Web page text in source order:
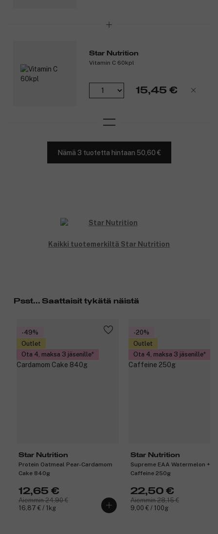
Star Nutrition
Vitamin C 60kpl
15,45 €
Nämä 3 tuotetta hintaan 50,60 €
Kaikki tuotemerkiltä Star Nutrition
Psst... Saattaisit tykätä näistä
-49%
Outlet
Ota 4, maksa 3 jäsenille
Star Nutrition
Protein Oatmeal Pear-Cardamom
Cake 840g
12,65 €
Aiemmin 24,90 €
16,87 € / 1kg
-20%
Outlet
Ota 4, maksa 3 jäsenille
Star Nutrition
Supreme EAA Watermelon +
Caffeine 250g
22,50 €
Aiemmin 28,15 €
9,00 € / 100g